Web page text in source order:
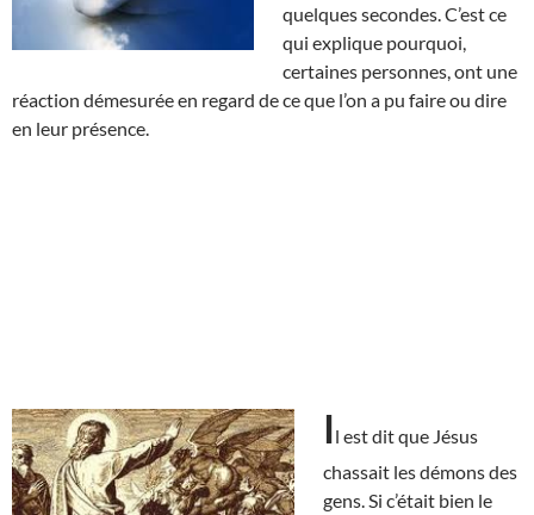
quelques secondes. C’est ce
qui explique pourquoi,
certaines personnes, ont une
réaction démesurée en regard de ce que l’on a pu faire ou dire
en leur présence.
Il est dit que Jésus
chassait les démons des
gens. Si c’était bien le